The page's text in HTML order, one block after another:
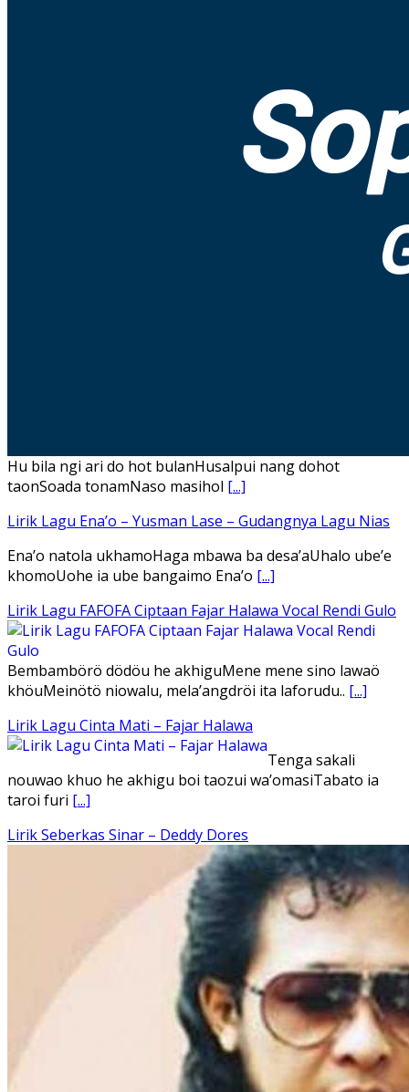
Hu bila ngi ari do hot bulanHusalpui nang dohot
taonSoada tonamNaso masihol [...]
Lirik Lagu Ena’o – Yusman Lase – Gudangnya Lagu Nias